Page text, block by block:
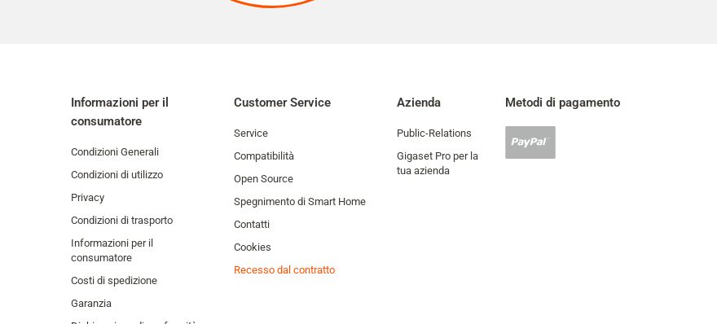
Informazioni per il
consumatore
Condizioni Generali
Condizioni di utilizzo
Privacy
Condizioni di trasporto
Informazioni per il
consumatore
Costi di spedizione
Garanzia
Customer Service
Service
Compatibilità
Open Source
Spegnimento di Smart Home
Contatti
Cookies
Recesso dal contratto
Azienda
Public-Relations
Gigaset Pro per la
tua azienda
Metodi di pagamento
Paypal